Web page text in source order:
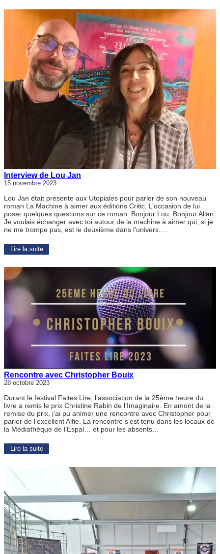
Interview de Lou Jan
15 novembre 2023
Lou Jan était présente aux Utopiales pour parler de son nouveau
roman La Machine à aimer aux éditions Critic. L’occasion de lui
poser quelques questions sur ce roman. Bonjour Lou. Bonjour Allan
Je voulais échanger avec toi autour de la machine à aimer qui, si je
ne me trompe pas, est le deuxième dans l’univers.…
Lire la suite
Rencontre avec Christopher Bouix
28 octobre 2023
Durant le festival Faites Lire, l’association de la 25ème heure du
livre a remis le prix Christine Rabin de l’Imaginaire. En amont de la
remise du prix, j’ai pu animer une rencontre avec Christopher pour
parler de l’excellent Alfie. La rencontre s’est tenu dans les locaux de
la Médiathèque de l’Espal… et pour les absents…
Lire la suite